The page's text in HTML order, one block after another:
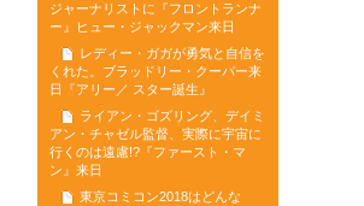
ジャーナリストに『フロントランナ
ー』ヒュー・ジャックマン来日
レディー・ガガが勇気と自信を
くれた。ブラッドリー・クーパー来
日『アリー／ スター誕生』
ライアン・ゴズリング、デイミ
アン・チャゼル監督、実際に宇宙に
行くのは遠慮!?『ファースト・マ
ン』来日
東京コミコン2018はどんな